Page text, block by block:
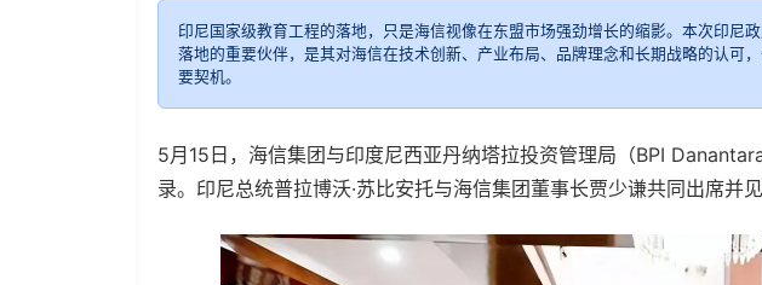
印尼国家级教育工程的落地，只是海信视像在东盟市场强劲增长的缩影。本次印尼
落地的重要伙伴，是其对海信在技术创新、产业布局、品牌理念和长期战略的认可
要契机。
5月15日，海信集团与印度尼西亚丹纳塔拉投资管理局（BPI
录。印尼总统普拉博沃·苏比安托与海信集团董事长贾少谦共同出席并见